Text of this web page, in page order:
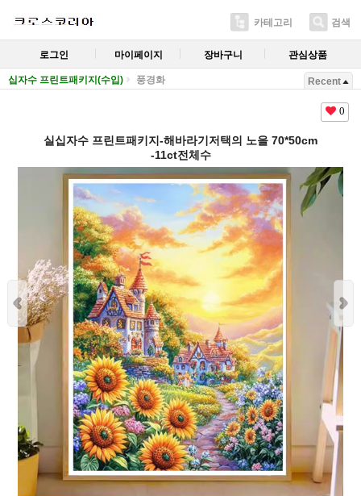
카테고리 검색
로그인 마이페이지 장바구니 관심상품
십자수 프린트패키지(수입) 풍경화 Recent
0
실십자수 프린트패키지-해바라기저택의 노을 70*50cm
-11ct전체수